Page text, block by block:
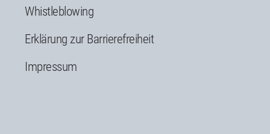
Whistleblowing
Erklärung zur Barrierefreiheit
Impressum